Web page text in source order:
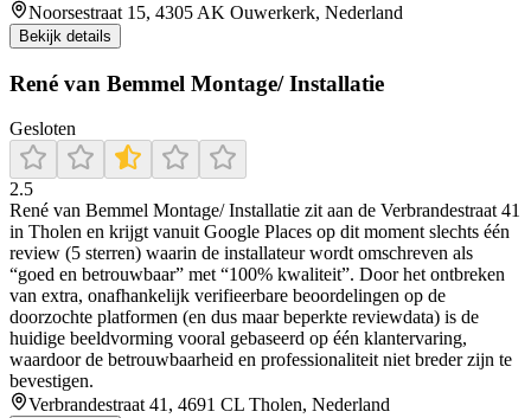
Noorsestraat 15, 4305 AK Ouwerkerk, Nederland
Bekijk details
René van Bemmel Montage/ Installatie
Gesloten
2.5
René van Bemmel Montage/ Installatie zit aan de Verbrandestraat 41
in Tholen en krijgt vanuit Google Places op dit moment slechts één
review (5 sterren) waarin de installateur wordt omschreven als
“goed en betrouwbaar” met “100% kwaliteit”. Door het ontbreken
van extra, onafhankelijk verifieerbare beoordelingen op de
doorzochte platformen (en dus maar beperkte reviewdata) is de
huidige beeldvorming vooral gebaseerd op één klantervaring,
waardoor de betrouwbaarheid en professionaliteit niet breder zijn te
bevestigen.
Verbrandestraat 41, 4691 CL Tholen, Nederland